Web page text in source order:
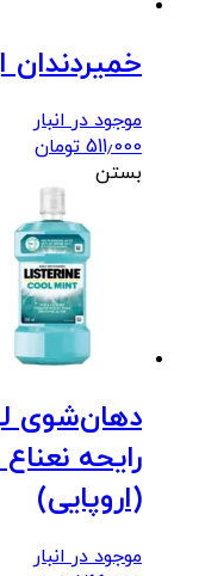
موجود در انبار
511٫000 تومان
بستن
(اروپایی)
موجود در انبار